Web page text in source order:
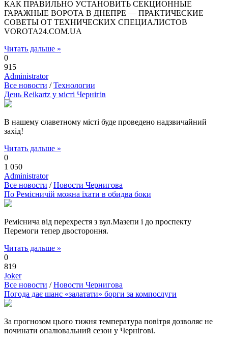
КАК ПРАВИЛЬНО УСТАНОВИТЬ СЕКЦИОННЫЕ
ГАРАЖНЫЕ ВОРОТА В ДНЕПРЕ — ПРАКТИЧЕСКИЕ
СОВЕТЫ ОТ ТЕХНИЧЕСКИХ СПЕЦИАЛИСТОВ
VOROTA24.COM.UA
Читать дальше »
0
915
Administrator
Все новости /Технологии
День Reikartz у місті Чернігів
В нашему славетному місті буде проведено надзвичайний
захід!
Читать дальше »
0
1 050
Administrator
Все новости /Новости Чернигова
По Ремісничій можна їхати в обидва боки
Реміснича від перехрестя з вул.Мазепи і до проспекту
Перемоги тепер двостороння.
Читать дальше »
0
819
Joker
Все новости /Новости Чернигова
Погода дає шанс «залатати» борги за компослуги
За прогнозом цього тижня температура повітря дозволяє не
починати опалювальний сезон у Чернігові.